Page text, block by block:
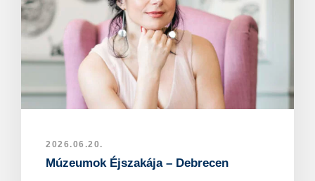
2026.06.20.
Múzeumok Éjszakája – Debrecen